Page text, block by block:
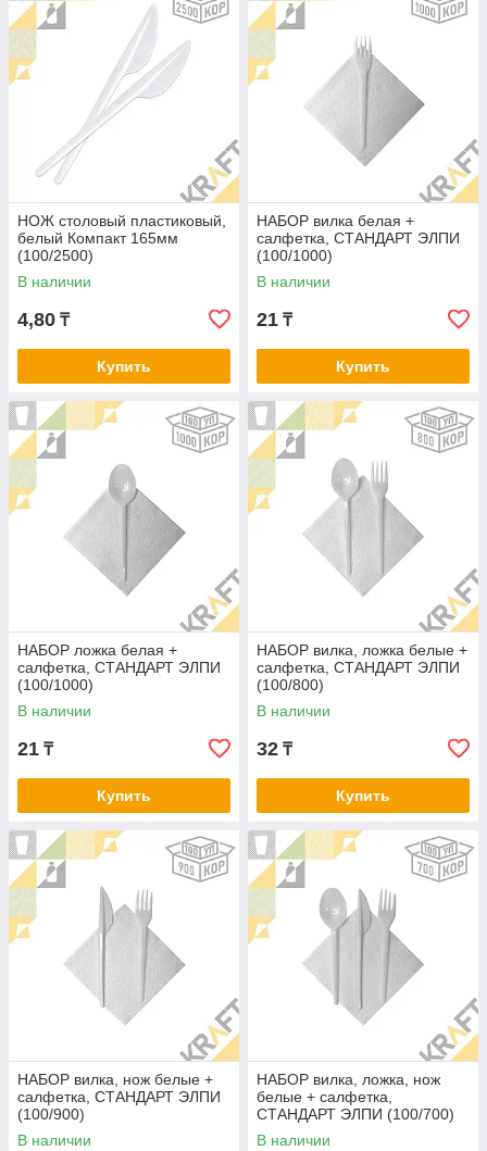
НОЖ столовый пластиковый,
белый Компакт 165мм
(100/2500)
В наличии
4,80 ₸
Купить
НАБОР вилка белая +
салфетка, СТАНДАРТ ЭЛПИ
(100/1000)
В наличии
21 ₸
Купить
НАБОР ложка белая +
салфетка, СТАНДАРТ ЭЛПИ
(100/1000)
В наличии
21 ₸
Купить
НАБОР вилка, ложка белые +
салфетка, СТАНДАРТ ЭЛПИ
(100/800)
В наличии
32 ₸
Купить
НАБОР вилка, нож белые +
салфетка, СТАНДАРТ ЭЛПИ
(100/900)
В наличии
НАБОР вилка, ложка, нож
белые + салфетка,
СТАНДАРТ ЭЛПИ (100/700)
В наличии